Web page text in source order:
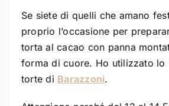
Se siete di quelli che amano
proprio l’occasione per
torta al cacao con panna
forma di cuore. Ho utilizzato lo
torte di Barazzoni.